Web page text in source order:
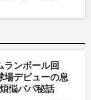
ランボール回
場デビューの息
悩パパ秘話